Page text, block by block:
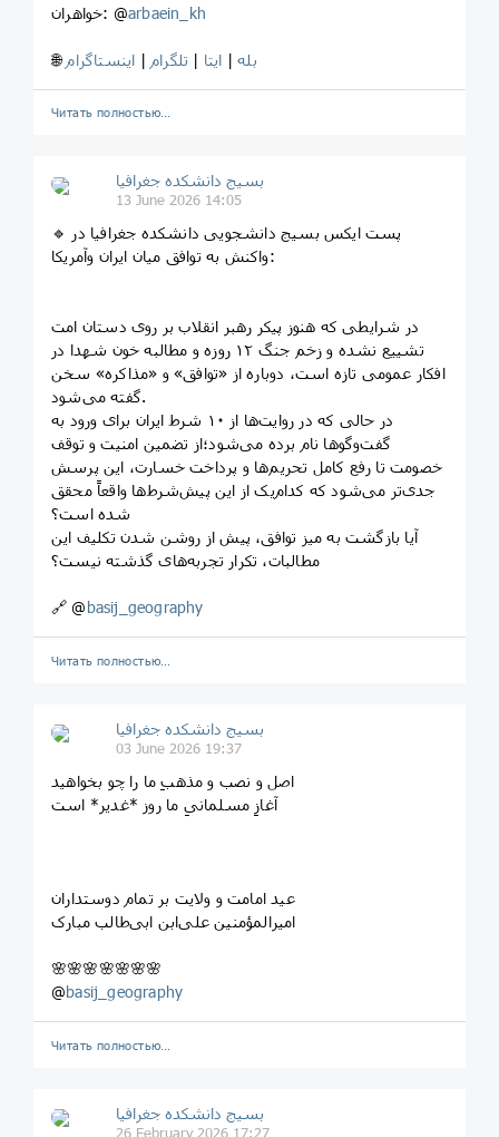
خواهران: @arbaein_kh
🌐 بله| ایتا | تلگرام | اینستاگرام
Читать полностью…
بسیج دانشکده‌ جغرافیا
13 June 2026 14:05
🔹 پست ایکس بسیج دانشجویی دانشکده جغرافیا در
واکنش به توافق میان ایران وآمریکا:
‏در شرایطی که هنوز پیکر رهبر انقلاب بر روی دستان امت
تشییع نشده و زخم جنگ ۱۲ روزه و مطالبه خون شهدا در
افکار عمومی تازه است، دوباره از «توافق» و «مذاکره» سخن
گفته می‌شود.
در حالی که در روایت‌ها از ۱۰ شرط ایران برای ورود به
گفت‌وگوها نام برده می‌شود؛‏از تضمین امنیت و توقف
خصومت تا رفع کامل تحریم‌ها و پرداخت خسارت، این پرسش
جدی‌تر می‌شود که کدام‌یک از این پیش‌شرط‌ها واقعاً محقق
شده است؟
آیا بازگشت به میز توافق، پیش از روشن شدن تکلیف این
مطالبات، تکرار تجربه‌های گذشته نیست؟
‎🔗 @ basij_geography
Читать полностью…
بسیج دانشکده‌ جغرافیا
03 June 2026 19:37
اصل و نصب و مذهبِ ما را چو بخواهید
آغازِ مسلمانیِ ما روز *غدیر* است
عید امامت و ولایت بر تمام دوستداران
امیرالمؤمنین علی‌ابن ابی‌طالب مبارک
🌸🌸🌸🌸🌸🌸🌸
@basij_geography
Читать полностью…
بسیج دانشکده‌ جغرافیا
26 February 2026 17:27